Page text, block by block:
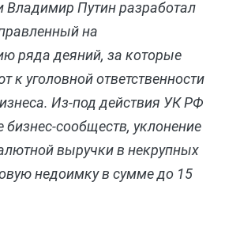
Владимир Путин разработал
на
ряда деяний, за которые
к уголовной ответственности
Из-под действия УК РФ
бизнес-сообществ, уклонение
выручки в некрупных
недоимку в сумме до 15